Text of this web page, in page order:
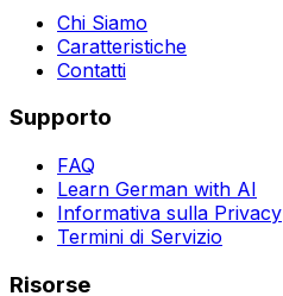
Chi Siamo
Caratteristiche
Contatti
Supporto
FAQ
Learn German with AI
Informativa sulla Privacy
Termini di Servizio
Risorse